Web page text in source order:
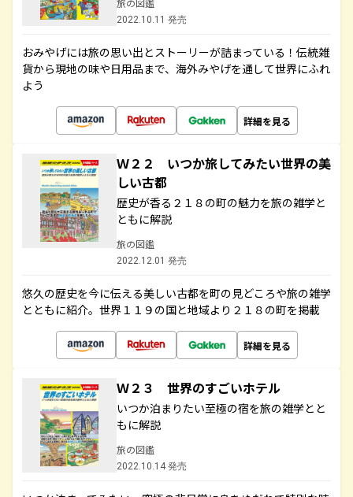
旅の図鑑
2022.10.11 発売
おみやげには旅の思い出とストーリーが詰まっている！伝統雑
貨から現地の味や日用品まで、海外みやげを通して世界にふれ
よう
詳細を見る
Ｗ２２ いつか旅してみたい世界の美
しい古都
歴史が香る２１８の町の魅力を旅の雑学と
ともに解説
旅の図鑑
2022.12.01 発売
悠久の歴史を今に伝える美しい古都を町の見どころや旅の雑学
とともに紹介。世界１１９の国と地域より２１８の町を掲載
詳細を見る
Ｗ２３ 世界のすごいホテル
いつか泊まりたい至極の宿を旅の雑学とと
もに解説
旅の図鑑
2022.10.14 発売